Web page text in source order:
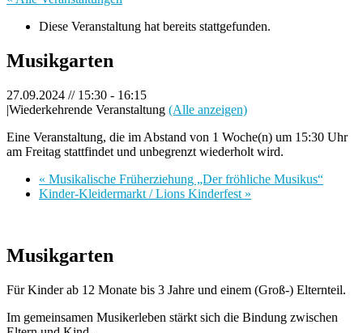
Diese Veranstaltung hat bereits stattgefunden.
Musikgarten
27.09.2024 // 15:30 - 16:15
|Wiederkehrende Veranstaltung (Alle anzeigen)
Eine Veranstaltung, die im Abstand von 1 Woche(n) um 15:30 Uhr
am Freitag stattfindet und unbegrenzt wiederholt wird.
« Musikalische Früherziehung „Der fröhliche Musikus“
Kinder-Kleidermarkt / Lions Kinderfest »
Musikgarten
Für Kinder ab 12 Monate bis 3 Jahre und einem (Groß-) Elternteil.
Im gemeinsamen Musikerleben stärkt sich die Bindung zwischen